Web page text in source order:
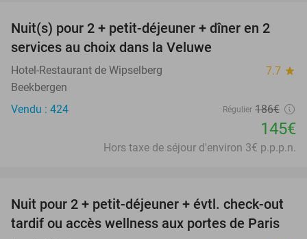
22%
Nuit(s) pour 2 + petit-déjeuner + dîner en 2
services au choix dans la Veluwe
Hotel-Restaurant de Wipselberg 7.7 star
Beekbergen
Vendu : 424
Régulier 186€
145€
Hors taxe de séjour d'environ 3€ p.p.p.n.
38%
Nuit pour 2 + petit-déjeuner + évtl. check-out
tardif ou accès wellness aux portes de Paris